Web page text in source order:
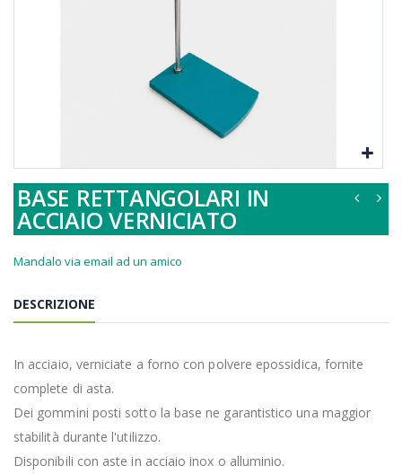
BASE RETTANGOLARI IN
ACCIAIO VERNICIATO
Mandalo via email ad un amico
DESCRIZIONE
In acciaio, verniciate a forno con polvere epossidica, fornite
complete di asta.
Dei gommini posti sotto la base ne garantistico una maggior
stabilità durante l'utilizzo.
Disponibili con aste in acciaio inox o alluminio.